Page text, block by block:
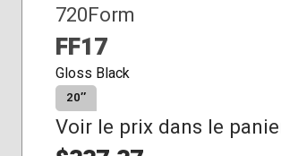
720Form
FF17
Gloss Black
20″
Voir le prix dans le